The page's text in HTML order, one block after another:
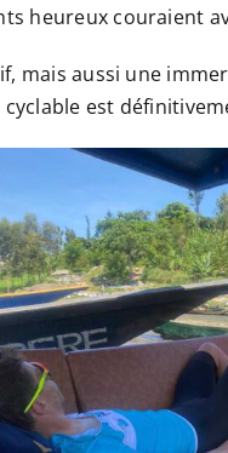
heureux couraient
mais aussi une
est